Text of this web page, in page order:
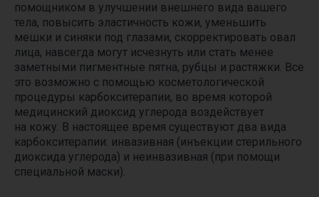
помощником в улучшении внешнего вида вашего
тела, повысить эластичность кожи, уменьшить
мешки и синяки под глазами, скорректировать овал
лица, навсегда могут исчезнуть или стать менее
заметными пигментные пятна, рубцы и растяжки. Все
это возможно с помощью косметологической
процедуры карбокситерапии, во время которой
медицинский диоксид углерода воздействует
на кожу. В настоящее время существуют два вида
карбокситерапии: инвазивная (инъекции стерильного
диоксида углерода) и неинвазивная (при помощи
специальной маски).